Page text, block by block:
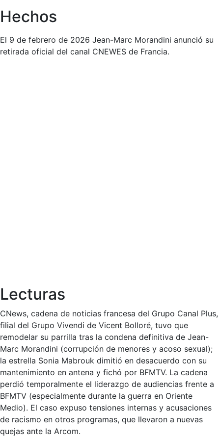
Hechos
El 9 de febrero de 2026 Jean-Marc Morandini anunció su
retirada oficial del canal CNEWES de Francia.
Lecturas
CNews, cadena de noticias francesa del Grupo Canal Plus,
filial del Grupo Vivendi de Vicent Bolloré, tuvo que
remodelar su parrilla tras la condena definitiva de Jean-
Marc Morandini (corrupción de menores y acoso sexual);
la estrella Sonia Mabrouk dimitió en desacuerdo con su
mantenimiento en antena y fichó por BFMTV. La cadena
perdió temporalmente el liderazgo de audiencias frente a
BFMTV (especialmente durante la guerra en Oriente
Medio). El caso expuso tensiones internas y acusaciones
de racismo en otros programas, que llevaron a nuevas
quejas ante la Arcom.